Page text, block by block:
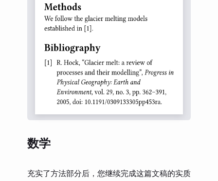
数学
充实了方法部分后，您继续完成这篇文稿的实质